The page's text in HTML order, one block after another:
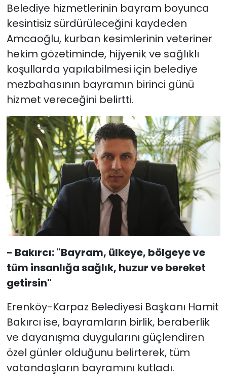
Belediye hizmetlerinin bayram boyunca
kesintisiz sürdürüleceğini kaydeden
Amcaoğlu, kurban kesimlerinin veteriner
hekim gözetiminde, hijyenik ve sağlıklı
koşullarda yapılabilmesi için belediye
mezbahasının bayramın birinci günü
hizmet vereceğini belirtti.
- Bakırcı: "Bayram, ülkeye, bölgeye ve
tüm insanlığa sağlık, huzur ve bereket
getirsin"
Erenköy-Karpaz Belediyesi Başkanı Hamit
Bakırcı ise, bayramların birlik, beraberlik
ve dayanışma duygularını güçlendiren
özel günler olduğunu belirterek, tüm
vatandaşların bayramını kutladı.